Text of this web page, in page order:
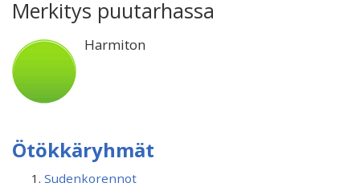
Merkitys puutarhassa
Harmiton
Ötökkäryhmät
Sudenkorennot